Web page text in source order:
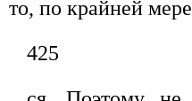
то, по крайней
425